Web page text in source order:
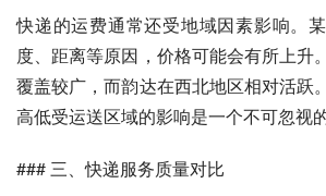
快递的运费通常还受地域因素影响。
度、距离等原因，价格可能会有所上升
覆盖较广，而韵达在西北地区相对活跃
高低受运送区域的影响是一个不可忽视的
### 三、快递服务质量对比